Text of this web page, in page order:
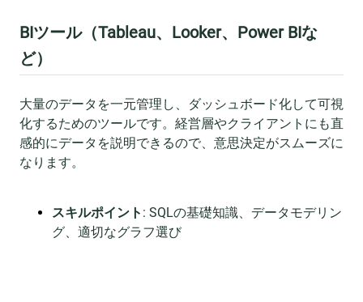
BIツール（Tableau、Looker、Power BIな
ど）
大量のデータを一元管理し、ダッシュボード化して可視
化するためのツールです。経営層やクライアントにも直
感的にデータを説明できるので、意思決定がスムーズに
なります。
スキルポイント : SQLの基礎知識、データモデリン
グ、適切なグラフ選び